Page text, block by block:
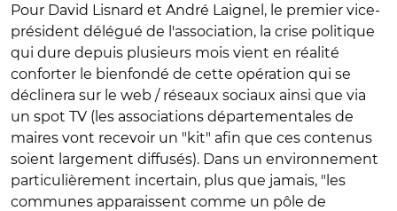
Pour David Lisnard et André Laignel, le premier vice-
président délégué de l'association, la crise politique
qui dure depuis plusieurs mois vient en réalité
conforter le bienfondé de cette opération qui se
déclinera sur le web / réseaux sociaux ainsi que via
un spot TV (les associations départementales de
maires vont recevoir un "kit" afin que ces contenus
soient largement diffusés). Dans un environnement
particulièrement incertain, plus que jamais, "les
communes apparaissent comme un pôle de